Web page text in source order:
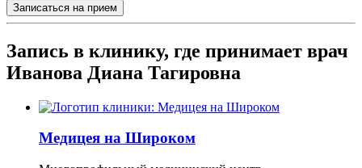
Записаться на прием
Запись в клинику, где принимает врач
Иванова Диана Тагировна
Медицея на Широком